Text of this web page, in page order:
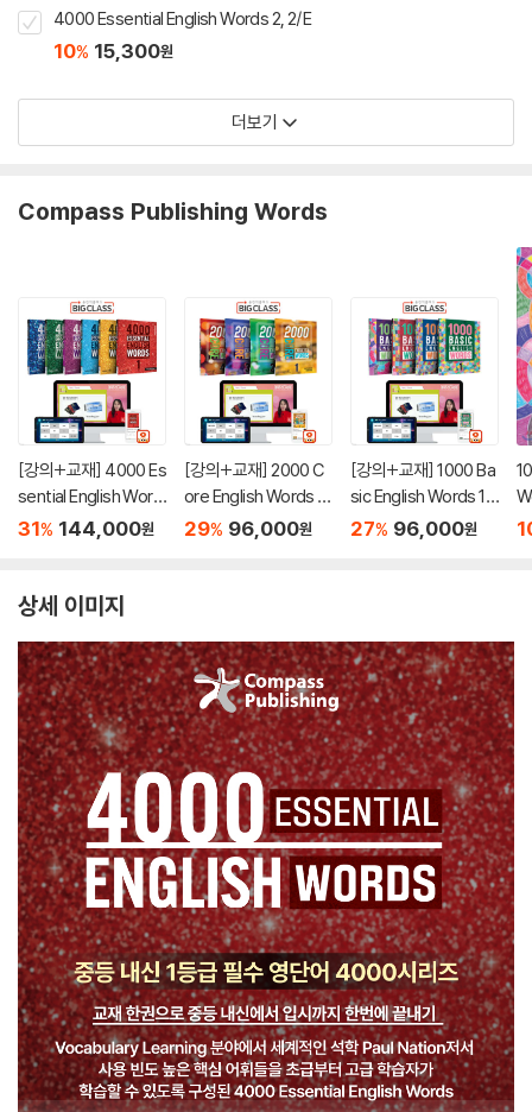
4000 Essential English Words 2, 2/E
10% 15,300원
더보기
Compass Publishing Words
[강의+교재] 4000 Es
sential English Word
s 1~6, 2nd Edition 패
31% 144,000원
[강의+교재] 2000 C
ore English Words 1
~4 패키지
29% 96,000원
[강의+교재] 1000 Ba
sic English Words 1~
4 패키지
27% 96,000원
상세 이미지